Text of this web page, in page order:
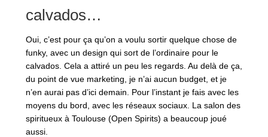
calvados…
Oui, c’est pour ça qu’on a voulu sortir quelque chose de
funky, avec un design qui sort de l’ordinaire pour le
calvados. Cela a attiré un peu les regards. Au delà de ça,
du point de vue marketing, je n’ai aucun budget, et je
n’en aurai pas d’ici demain. Pour l’instant je fais avec les
moyens du bord, avec les réseaux sociaux. La salon des
spiritueux à Toulouse (Open Spirits) a beaucoup joué
aussi.